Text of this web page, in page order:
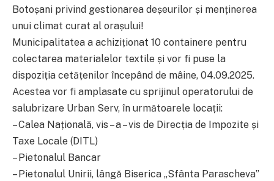
Botoșani privind gestionarea deșeurilor și menținerea
unui climat curat al orașului!
Municipalitatea a achiziționat 10 containere pentru
colectarea materialelor textile și vor fi puse la
dispoziția cetățenilor începând de mâine, 04.09.2025.
Acestea vor fi amplasate cu sprijinul operatorului de
salubrizare Urban Serv, în următoarele locații:
– Calea Națională, vis – a – vis de Direcția de Impozite și
Taxe Locale (DITL)
– Pietonalul Bancar
– Pietonalul Unirii, lângă Biserica „Sfânta Parascheva”